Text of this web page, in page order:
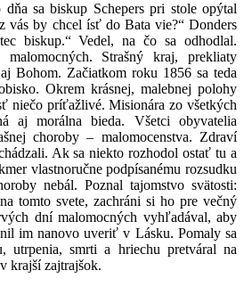
sa biskup Schepers pri stole opýtal
vás by chcel ísť do Bata vie?“ Donders
biskup.“ Vedel, na čo sa odhodlal.
Strašný kraj, prekliaty
Bohom. Začiatkom roku 1856 sa teda
Okrem krásnej, malebnej polohy
niečo príťažlivé. Misionára zo všetkých
aj morálna bieda. Všetci obyvatelia
choroby – malomocenstva. Zdraví
Ak sa niekto rozhodol ostať tu a
vlastnoručne podpísanému rozsudku
nebál. Poznal tajomstvo svätosti:
tomto svete, zachráni si ho pre večný
dní malomocných vyhľadával, aby
im nanovo uveriť v Lásku. Pomaly sa
utrpenia, smrti a hriechu pretváral na
krajší zajtrajšok.